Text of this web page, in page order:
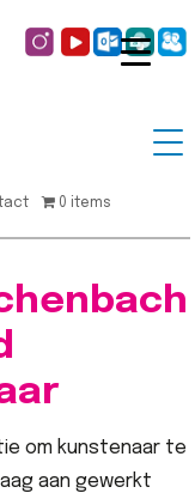
0 items
om kunstenaar te
aan gewerkt